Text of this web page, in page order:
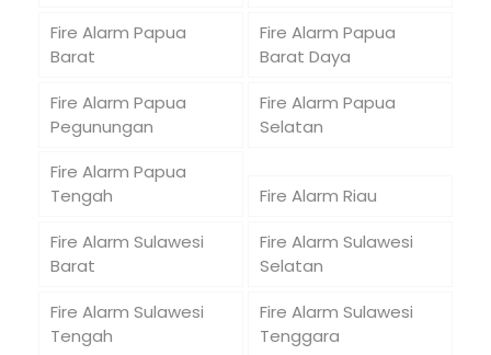
Fire Alarm Papua
Barat
Fire Alarm Papua
Barat Daya
Fire Alarm Papua
Pegunungan
Fire Alarm Papua
Selatan
Fire Alarm Papua
Tengah
Fire Alarm Riau
Fire Alarm Sulawesi
Barat
Fire Alarm Sulawesi
Selatan
Fire Alarm Sulawesi
Tengah
Fire Alarm Sulawesi
Tenggara